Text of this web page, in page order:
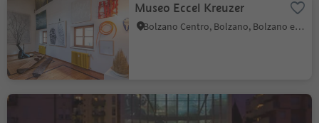
Museo Eccel Kreuzer
Bolzano Centro, Bolzano, Bolzano e dintorni
Museion - Museo d'arte